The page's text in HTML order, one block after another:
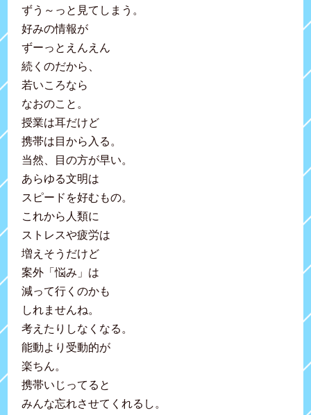
ずう～っと見てしまう。
好みの情報が
ずーっとえんえん
続くのだから、
若いころなら
なおのこと。
授業は耳だけど
携帯は目から入る。
当然、目の方が早い。
あらゆる文明は
スピードを好むもの。
これから人類に
ストレスや疲労は
増えそうだけど
案外「悩み」は
減って行くのかも
しれませんね。
考えたりしなくなる。
能動より受動的が
楽ちん。
携帯いじってると
みんな忘れさせてくれるし。